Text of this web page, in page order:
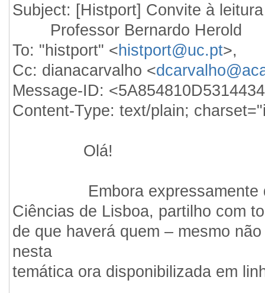
Subject: [Histport] Convite à
Professor Bernardo Herold
To: "histport" <histport@uc.pt>,
Cc: dianacarvalho <
Message-ID:
Content-Type: text/plain;
Olá!
Embora expressamente
Ciências de Lisboa, partilho com
de que haverá quem – mesmo
nesta
temática ora disponibilizada em